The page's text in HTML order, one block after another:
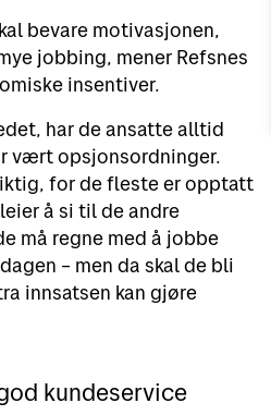
bevare motivasjonen,
jobbing, mener Refsnes
insentiver.
har de ansatte alltid
vært opsjonsordninger.
for de fleste er opptatt
å si til de andre
må regne med å jobbe
– men da skal de bli
innsatsen kan gjøre
kundeservice